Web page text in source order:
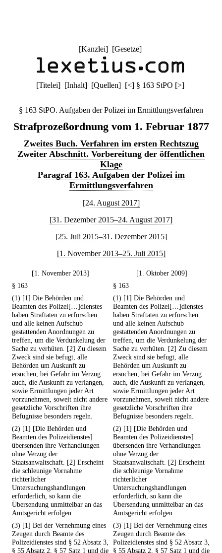
[Kanzlei] [Gesetze]
[Titelei] [Inhalt] [Quellen] [<] § 163 StPO [>]
§ 163 StPO. Aufgaben der Polizei im Ermittlungsverfahren
Strafprozeßordnung vom 1. Februar 1877
Zweites Buch. Verfahren im ersten Rechtszug
Zweiter Abschnitt. Vorbereitung der öffentlichen
Klage
Paragraf 163. Aufgaben der Polizei im
Ermittlungsverfahren
[24. August 2017]
[31. Dezember 2015–24. August 2017]
[25. Juli 2015–31. Dezember 2015]
[1. November 2013–25. Juli 2015]
[1. November 2013]
[1. Oktober 2009]
§ 163
§ 163
(1) [1] Die Behörden und
Beamten des Polizei[…]dienstes
haben Straftaten zu erforschen
und alle keinen Aufschub
gestattenden Anordnungen zu
treffen, um die Verdunkelung der
Sache zu verhüten. [2] Zu diesem
Zweck sind sie befugt, alle
Behörden um Auskunft zu
ersuchen, bei Gefahr im Verzug
auch, die Auskunft zu verlangen,
sowie Ermittlungen jeder Art
vorzunehmen, soweit nicht andere
gesetzliche Vorschriften ihre
Befugnisse besonders regeln.
(1) [1] Die Behörden und
Beamten des Polizei[…]dienstes
haben Straftaten zu erforschen
und alle keinen Aufschub
gestattenden Anordnungen zu
treffen, um die Verdunkelung der
Sache zu verhüten. [2] Zu diesem
Zweck sind sie befugt, alle
Behörden um Auskunft zu
ersuchen, bei Gefahr im Verzug
auch, die Auskunft zu verlangen,
sowie Ermittlungen jeder Art
vorzunehmen, soweit nicht andere
gesetzliche Vorschriften ihre
Befugnisse besonders regeln.
(2) [1] [Die Behörden und
Beamten des Polizeidienstes]
übersenden ihre Verhandlungen
ohne Verzug der
Staatsanwaltschaft. [2] Erscheint
die schleunige Vornahme
richterlicher
Untersuchungshandlungen
erforderlich, so kann die
Übersendung unmittelbar an das
Amtsgericht erfolgen.
(2) [1] [Die Behörden und
Beamten des Polizeidienstes]
übersenden ihre Verhandlungen
ohne Verzug der
Staatsanwaltschaft. [2] Erscheint
die schleunige Vornahme
richterlicher
Untersuchungshandlungen
erforderlich, so kann die
Übersendung unmittelbar an das
Amtsgericht erfolgen.
(3) [1] Bei der Vernehmung eines
Zeugen durch Beamte des
Polizeidienstes sind § 52 Absatz 3,
§ 55 Absatz 2, § 57 Satz 1 und die
(3) [1] Bei der Vernehmung eines
Zeugen durch Beamte des
Polizeidienstes sind § 52 Absatz 3,
§ 55 Absatz 2, § 57 Satz 1 und die